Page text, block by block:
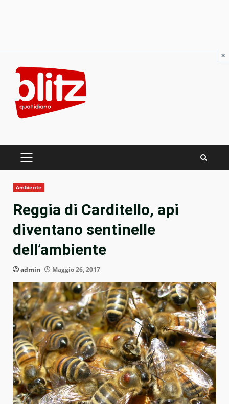
content
PRIMARY
Ambiente
Reggia di Carditello, api
diventano sentinelle
dell’ambiente
admin Maggio 26, 2017
×